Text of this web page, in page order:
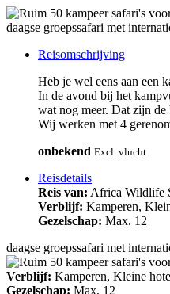
daagse groepssafari met
Reisomschrijving
Heb je wel eens aan een
In de avond bij het
wat nog meer. Dat zijn
Wij werken met 4
onbekend Excl. vlucht
Reisdetails
Reis van: Africa Wildlife
Verblijf: Kamperen,
Gezelschap: Max. 12
daagse groepssafari met
Verblijf: Kamperen, Kleine
Gezelschap: Max. 12